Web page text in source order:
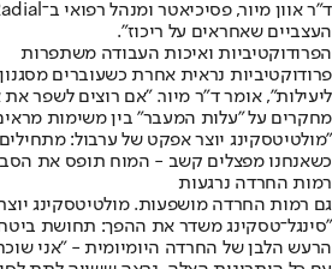
העצביים שאחראים על ריכוז".
הפרודוקטיביות ואיכות העבודה משתפרות
פרודוקטיביות נראית אחרת כשעוברים
ליעילות", אומר ד”ר מיור. "אם רוצים לשפר
מחקרים על "עלות המעבר" בין משימות מראים שאנחנו מאבדים עד 40% מזמן העבודה שלנו בניסיון להתאפס מחדש אחרי הפרעה.
"מולטיטסקינג יוצר אפקט של ערבול:
כשאנחנו מפצלים קשב - המוח תופס את
רמות החרדה נרגעות
גם רמות החרדה מושפעות. מולטיטסקינג
"סינגל־טסקינג משדר את ההפך: תחושת
הרעש הלבן של החרדה היומיומית - "אני